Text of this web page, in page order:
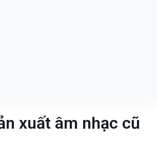
xuất âm nhạc cũ